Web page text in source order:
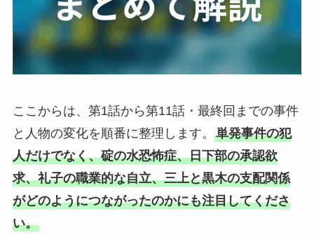
ここからは、第1話から第11話・最終回までの事件
と人物の変化を順番に整理します。 単発事件の犯
人だけでなく、碇の水恐怖症、日下部の承認欲
求、礼子の職業的な自立、三上と黒木の支配関係
がどのようにつながったのかにも注目してくださ
い。